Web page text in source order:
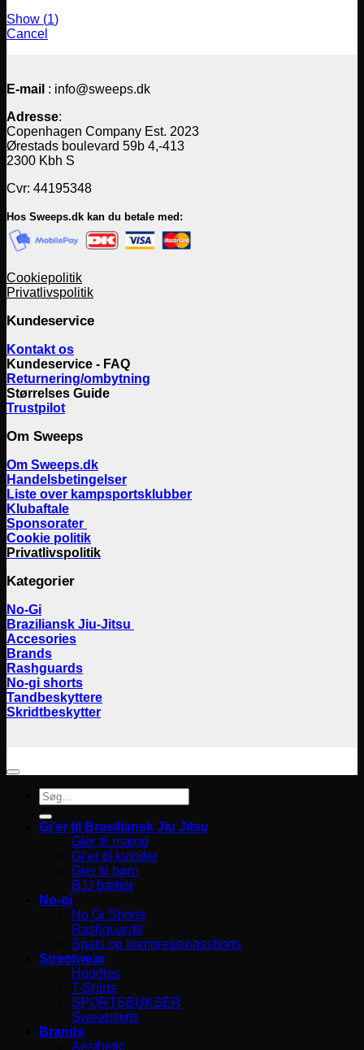
Show (1)
Cancel
E-mail : info@sweeps.dk
Adresse:
Copenhagen Company Est. 2023
Ørestads boulevard 59b 4,-413
2300 Kbh S
Cvr: 44195348
Hos Sweeps.dk kan du betale med:
Cookiepolitik
Privatlivspolitik
Kundeservice
Kontakt os
Kundeservice - FAQ
Returnering/ombytning
Størrelses Guide
Trustpilot
Om Sweeps
Om Sweeps.dk
Handelsbetingelser
Liste over kampsportsklubber
Klubaftale
Sponsorater
Cookie politik
Privatlivspolitik
Kategorier
No-Gi
Braziliansk Jiu-Jitsu
Accesories
Brands
Rashguards
No-gi shorts
Tandbeskyttere
Skridtbeskytter
Søg
efter:
Gi’er til Brasiliansk Jiu Jitsu
Gier til mænd
Gi’er til kvinder
Gier til børn
BJJ bælter
No-gi
No Gi Shorts
Rashguards
Spats og kompressionsshorts
Streetwear
Hoodies
T-Shirts
SPORTSBUKSER
Sweatshirts
Brands
Aesthetic